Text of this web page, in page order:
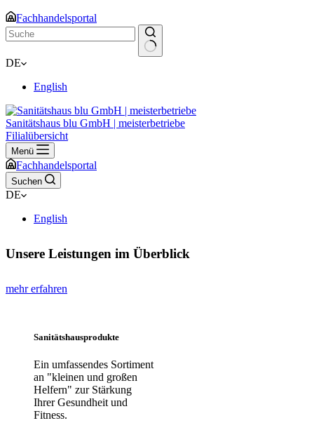
Fachhandelsportal
Keine
DE
English
Sanitätshaus blu GmbH | meisterbetriebe
Filialübersicht
Menü
Fachhandelsportal
Suchen
DE
English
Unsere Leistungen im Überblick
mehr erfahren
Sanitätshausprodukte
Ein umfassendes Sortiment
an "kleinen und großen
Helfern" zur Stärkung
Ihrer Gesundheit und
Fitness.